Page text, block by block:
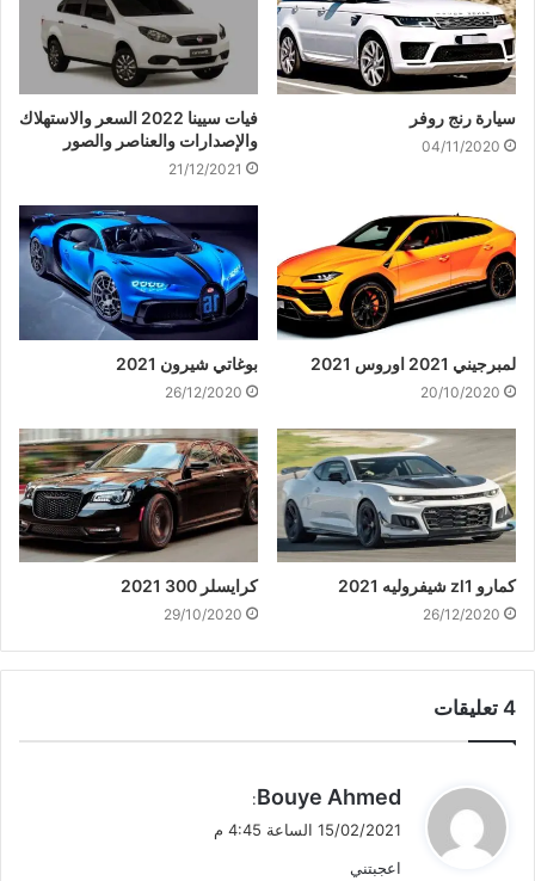
سيارة رنج روفر
04/11/2020
فيات سيينا 2022 السعر والاستهلاك
والإصدارات والعناصر والصور
21/12/2021
لمبرجيني 2021 اوروس 2021
20/10/2020
بوغاتي شيرون 2021
26/12/2020
كمارو zl1 شيفروليه 2021
26/12/2020
كرايسلر 300 2021
29/10/2020
‫4 تعليقات
ي
ق
ل
Bouye Ahmed
:
15/02/2021 الساعة 4:45 م
اعجبتني